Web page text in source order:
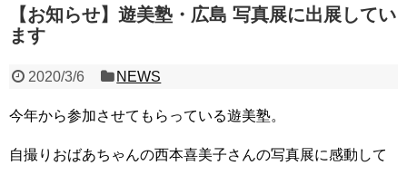
【お知らせ】遊美塾・広島 写真展に出展してい
ます
2020/3/6 NEWS
今年から参加させてもらっている遊美塾。
自撮りおばあちゃんの西本喜美子さんの写真展に感動して